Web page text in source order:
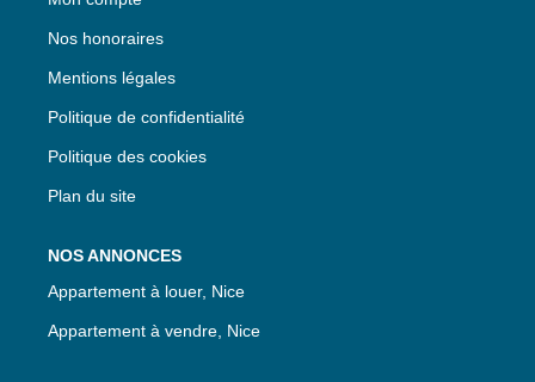
Nos honoraires
Mentions légales
Politique de confidentialité
Politique des cookies
Plan du site
NOS ANNONCES
Appartement à louer, Nice
Appartement à vendre, Nice